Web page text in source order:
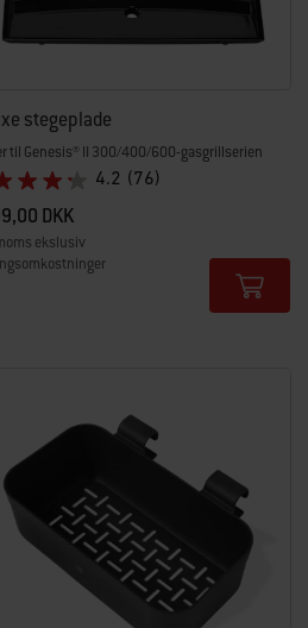
stegeplade
til Genesis® II 300/400/600-gasgrillserien
4.2 (76)
DKK
ekslusiv